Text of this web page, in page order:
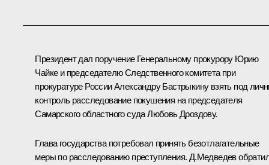
Президент дал поручение Генеральному прокурору Юрию
Чайке и председателю Следственного комитета при
прокуратуре России Александру Бастрыкину взять под
контроль расследование покушения на председателя
Самарского областного суда Любовь Дроздову.
Глава государства потребовал принять безотлагательные
меры по расследованию преступления. Д.Медведев